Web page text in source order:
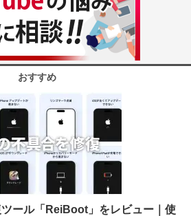
おすすめ
ール「ReiBoot」をレビュー｜使